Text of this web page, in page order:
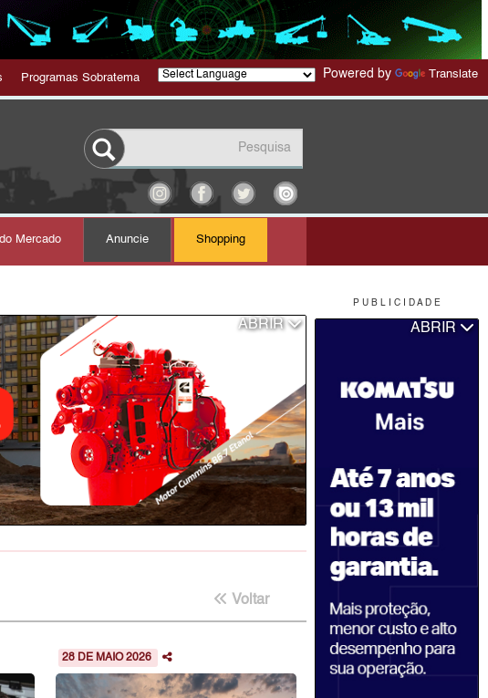
P U B L I C I D A D E
ABRIR
Programas Sobratema Powered by Translate
Mercado Anuncie Shopping
ABRIR
Voltar
28 DE MAIO 2026